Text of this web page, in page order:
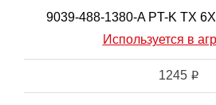
9039-488-1380-A PT-K TX
Используется в
1245 i